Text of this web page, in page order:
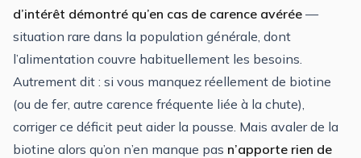
d’intérêt démontré qu’en cas de carence avérée —
situation rare dans la population générale, dont
l’alimentation couvre habituellement les besoins.
Autrement dit : si vous manquez réellement de biotine
(ou de fer, autre carence fréquente liée à la chute),
corriger ce déficit peut aider la pousse. Mais avaler de la
biotine alors qu’on n’en manque pas n’apporte rien de